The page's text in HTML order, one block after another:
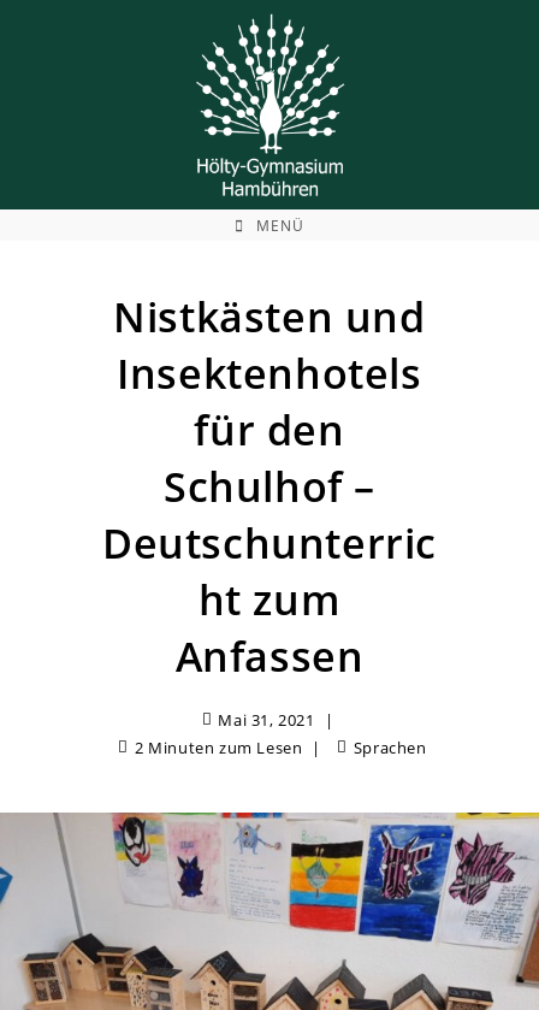
MENÜ
Nistkästen und
Insektenhotels
für den
Schulhof –
Deutschunterric
ht zum
Anfassen
Mai 31, 2021
2 Minuten zum Lesen
Sprachen